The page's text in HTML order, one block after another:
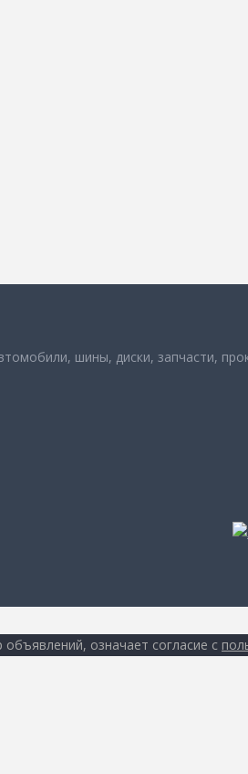
шины, диски, запчасти,
означает согласие с